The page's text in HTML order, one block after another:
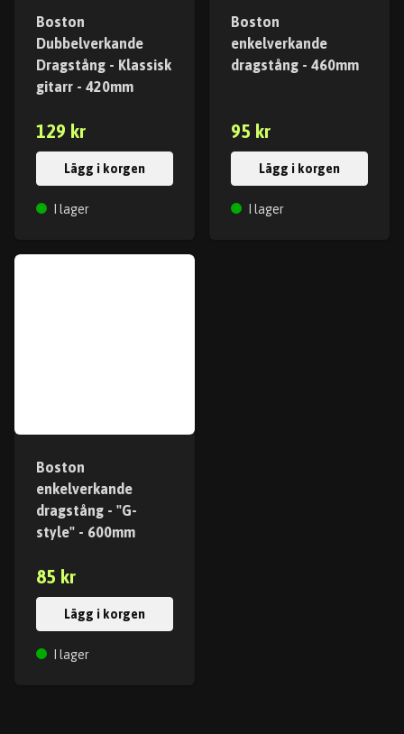
Boston
Dubbelverkande
Dragstång - Klassisk
gitarr - 420mm
129 kr
Lägg i korgen
I lager
Boston
enkelverkande
dragstång - 460mm
95 kr
Lägg i korgen
I lager
Boston
enkelverkande
dragstång - "G-
style" - 600mm
85 kr
Lägg i korgen
I lager